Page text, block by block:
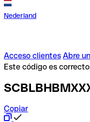
Nederland
Acceso clientes Abre
Este código es
Copiar